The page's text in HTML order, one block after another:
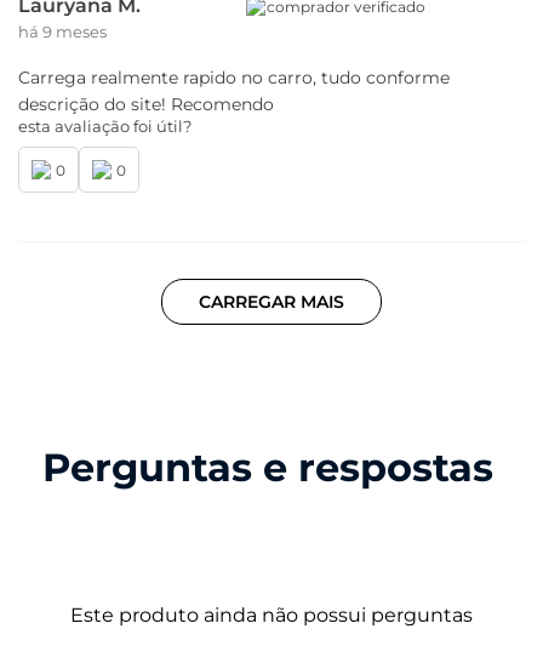
Lauryana M.
há 9 meses
comprador verificado
Carrega realmente rapido no carro, tudo conforme
descrição do site! Recomendo
esta avaliação foi útil?
0 0
CARREGAR MAIS
Perguntas e respostas
Este produto ainda não possui perguntas